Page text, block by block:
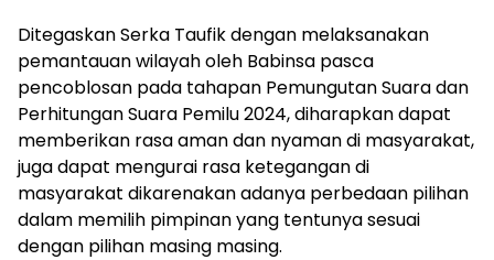
Ditegaskan Serka Taufik dengan melaksanakan
pemantauan wilayah oleh Babinsa pasca
pencoblosan pada tahapan Pemungutan Suara dan
Perhitungan Suara Pemilu 2024, diharapkan dapat
memberikan rasa aman dan nyaman di masyarakat,
juga dapat mengurai rasa ketegangan di
masyarakat dikarenakan adanya perbedaan pilihan
dalam memilih pimpinan yang tentunya sesuai
dengan pilihan masing masing.